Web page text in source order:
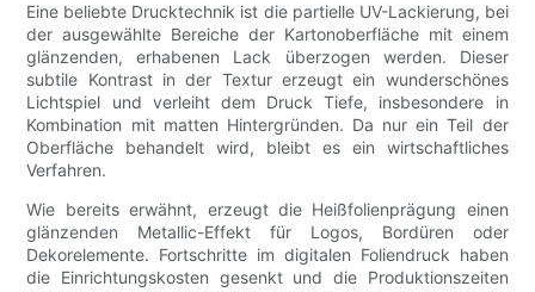
Eine beliebte Drucktechnik ist die partielle UV-Lackierung, bei
der ausgewählte Bereiche der Kartonoberfläche mit einem
glänzenden, erhabenen Lack überzogen werden. Dieser
subtile Kontrast in der Textur erzeugt ein wunderschönes
Lichtspiel und verleiht dem Druck Tiefe, insbesondere in
Kombination mit matten Hintergründen. Da nur ein Teil der
Oberfläche behandelt wird, bleibt es ein wirtschaftliches
Verfahren.
Wie bereits erwähnt, erzeugt die Heißfolienprägung einen
glänzenden Metallic-Effekt für Logos, Bordüren oder
Dekorelemente. Fortschritte im digitalen Foliendruck haben
die Einrichtungskosten gesenkt und die Produktionszeiten